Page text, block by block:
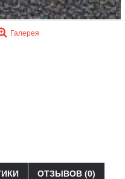
Галерея
ОТЗЫВОВ (0)